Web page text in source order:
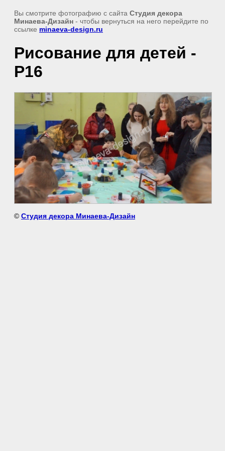
Вы смотрите фотографию с сайта Студия декора
Минаева-Дизайн - чтобы вернуться на него перейдите по
ссылке minaeva-design.ru
Рисование для детей -
P16
© Студия декора Минаева-Дизайн